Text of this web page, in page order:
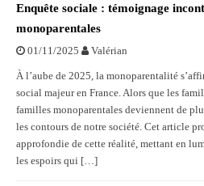
Enquête sociale : témoignage
monoparentales
01/11/2025 Valérian
À l’aube de 2025, la monoparentalité
social majeur en France. Alors que les
familles monoparentales deviennent de
les contours de notre société. Cet article
approfondie de cette réalité, mettant en
les espoirs qui […]